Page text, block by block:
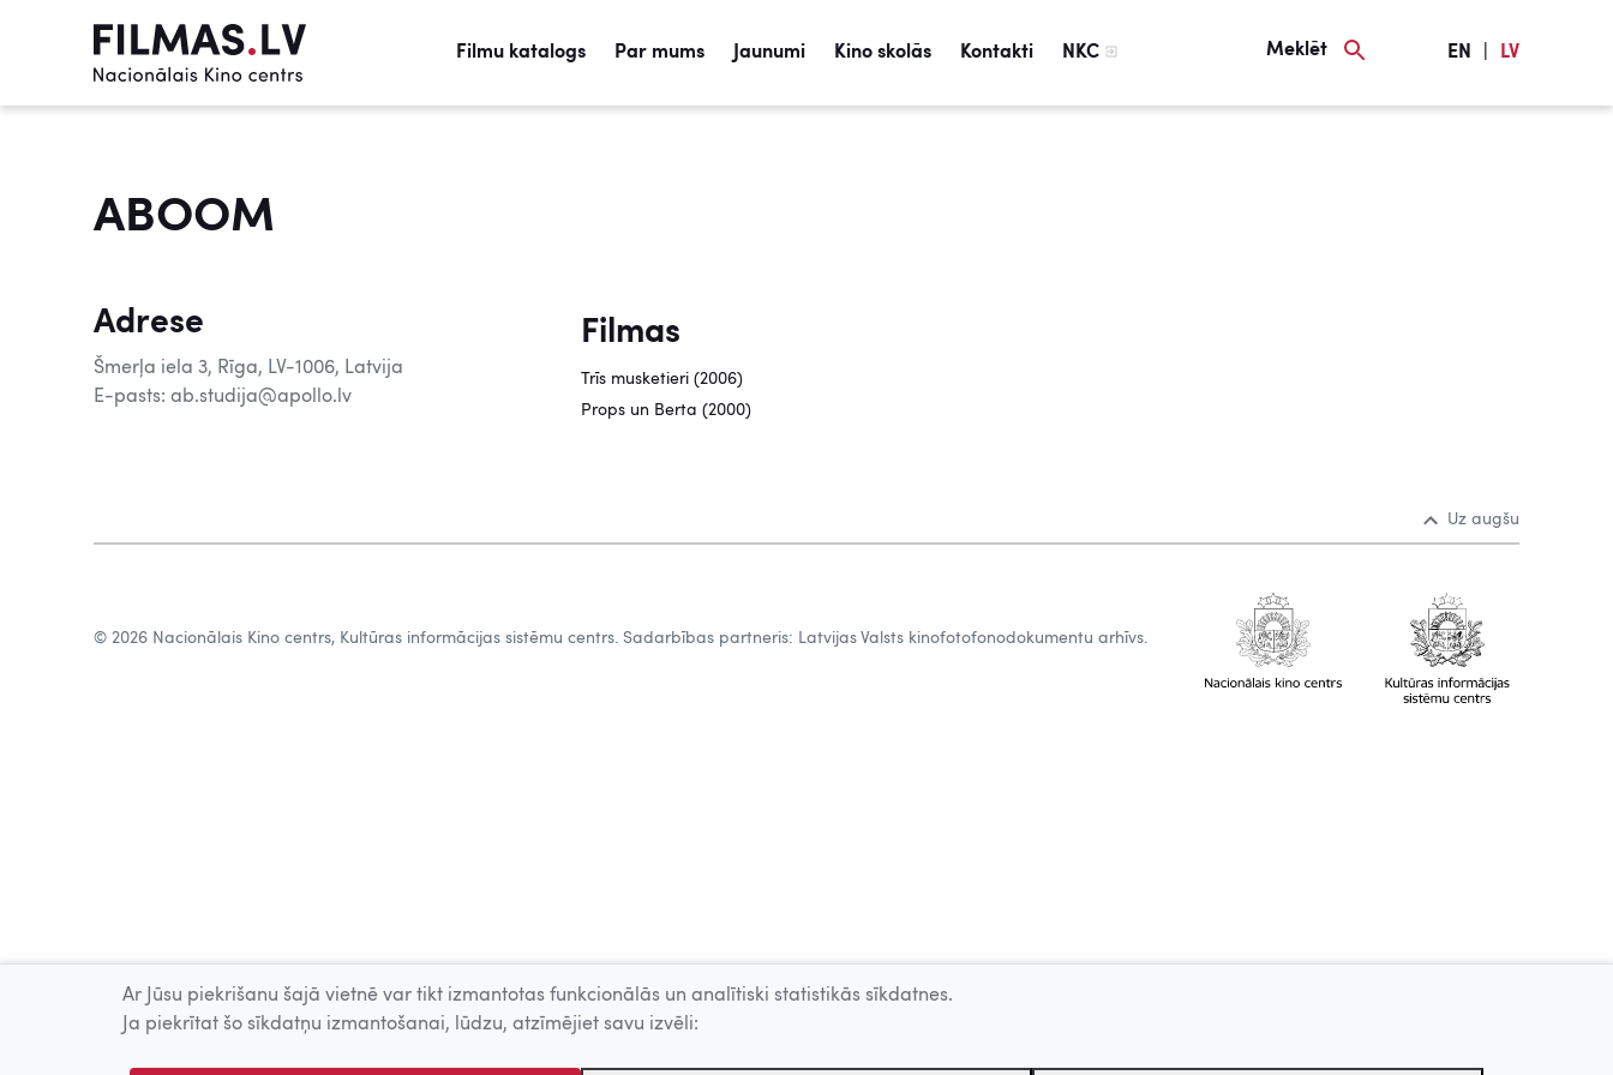
Filmu katalogs Par mums Jaunumi Kino skolās Kontakti NKC Meklēt EN LV
ABOOM
Adrese
Šmerļa iela 3, Rīga, LV-1006, Latvija
E-pasts: ab.studija@apollo.lv
Filmas
Trīs musketieri (2006)
Props un Berta (2000)
Uz augšu
© 2026 Nacionālais Kino centrs, Kultūras informācijas sistēmu centrs. Sadarbības partneris: Latvijas Valsts kinofotofonodokumentu arhīvs.
Ar Jūsu piekrišanu šajā vietnē var tikt izmantotas funkcionālās un analītiski statistikās sīkdatnes.
Ja piekrītat šo sīkdatņu izmantošanai, lūdzu, atzīmējiet savu izvēli: